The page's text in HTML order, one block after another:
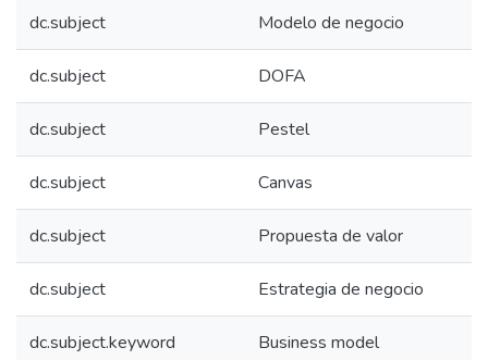
dc.subject Modelo de negocio
dc.subject DOFA
dc.subject Pestel
dc.subject Canvas
dc.subject Propuesta de valor
dc.subject Estrategia de negocio
dc.subject.keyword Business model